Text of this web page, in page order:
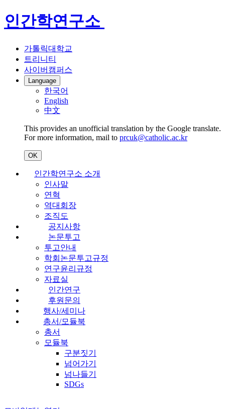
인간학연구소
가톨릭대학교
트리니티
사이버캠퍼스
Language
한국어
English
中文
This provides an unofficial translation by the Google translate.
For more information, mail to prcuk@catholic.ac.kr
OK
인간학연구소 소개
인사말
연혁
역대회장
조직도
공지사항
논문투고
투고안내
학회논문투고규정
연구윤리규정
자료실
인간연구
후원문의
행사/세미나
총서/모듈북
총서
모듈북
구분짓기
넘어가기
넘나들기
SDGs